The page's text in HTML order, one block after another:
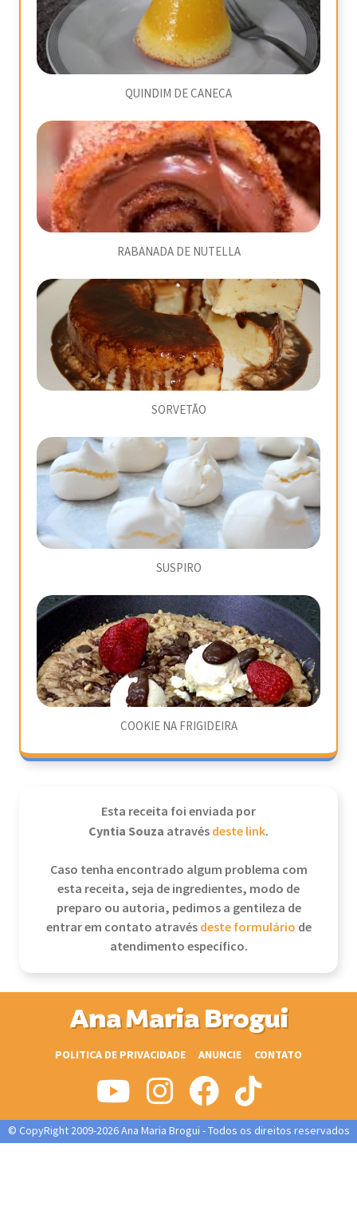
QUINDIM DE CANECA
RABANADA DE NUTELLA
SORVETÃO
SUSPIRO
COOKIE NA FRIGIDEIRA
Esta receita foi enviada por
Cyntia Souza atravésdeste link.
Caso tenha encontrado algum problema com
esta receita, seja de ingredientes, modo de
preparo ou autoria, pedimos a gentileza de
entrar em contato atravésdeste formulário de
atendimento específico.
Ana Maria Brogui
POLITICA DE PRIVACIDADE ANUNCIE CONTATO
© CopyRight 2009-2026 Ana Maria Brogui - Todos os direitos reservados